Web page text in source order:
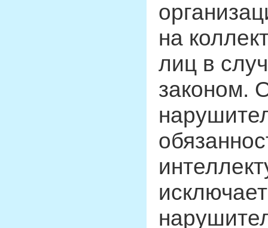
на
лиц в
законом.